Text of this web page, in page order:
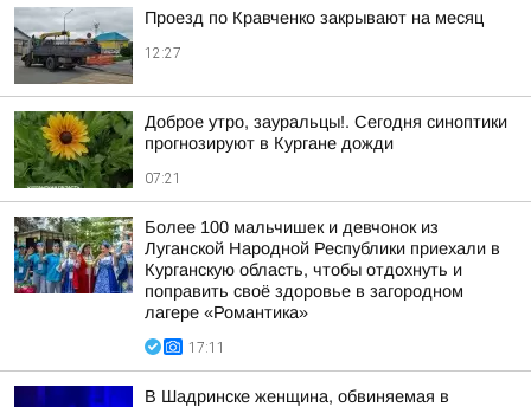
Проезд по Кравченко закрывают на месяц
12:27
Доброе утро, зауральцы!. Сегодня синоптики
прогнозируют в Кургане дожди
07:21
Более 100 мальчишек и девчонок из
Луганской Народной Республики приехали в
Курганскую область, чтобы отдохнуть и
поправить своё здоровье в загородном
лагере «Романтика»
17:11
В Шадринске женщина, обвиняемая в